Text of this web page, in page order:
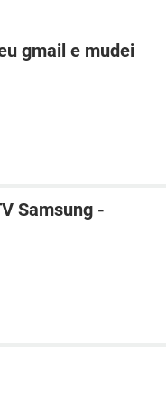
gmail e mudei
Samsung -